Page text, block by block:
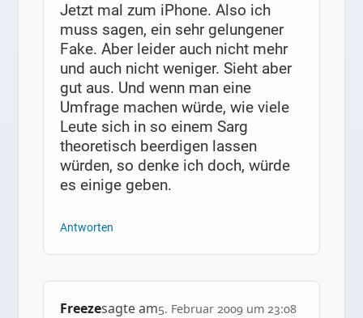
Jetzt mal zum iPhone. Also ich
muss sagen, ein sehr gelungener
Fake. Aber leider auch nicht mehr
und auch nicht weniger. Sieht aber
gut aus. Und wenn man eine
Umfrage machen würde, wie viele
Leute sich in so einem Sarg
theoretisch beerdigen lassen
würden, so denke ich doch, würde
es einige geben.
Antworten
Freezesagte am5. Februar 2009 um 23:08